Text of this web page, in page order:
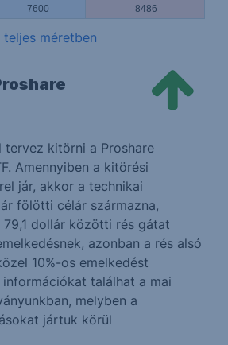
7600 8486
tervez kitörni a Proshare
Amennyiben a kitörési
jár, akkor a technikai
fölötti célár származna,
79,1 dollár közötti rés gátat
azonban a rés alsó
10%-os emelkedést
információkat találhat a mai
melyben a
jártuk körül